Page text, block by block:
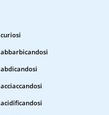
curiosi
abbarbicandosi
abdicandosi
acciaccandosi
acidificandosi